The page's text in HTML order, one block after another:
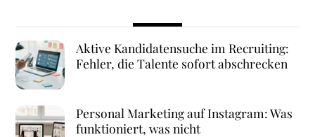
Aktive Kandidatensuche im Recruiting:
Fehler, die Talente sofort abschrecken
Personal Marketing auf Instagram: Was
funktioniert, was nicht